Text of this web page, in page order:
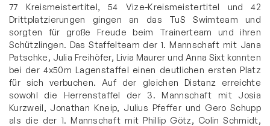
77 Kreismeistertitel, 54 Vize-Kreismeistertitel und 42
Drittplatzierungen gingen an das TuS Swimteam und
sorgten für große Freude beim Trainerteam und ihren
Schützlingen. Das Staffelteam der 1. Mannschaft mit Jana
Patschke, Julia Freihöfer, Livia Maurer und Anna Sixt konnten
bei der 4x50m Lagenstaffel einen deutlichen ersten Platz
für sich verbuchen. Auf der gleichen Distanz erreichte
sowohl die Herrenstaffel der 3. Mannschaft mit Josia
Kurzweil, Jonathan Kneip, Julius Pfeffer und Gero Schupp
als die der 1. Mannschaft mit Phillip Götz, Colin Schmidt,